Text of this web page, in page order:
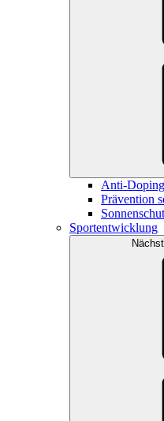
Anti-Doping
Prävention
Sportentwicklung